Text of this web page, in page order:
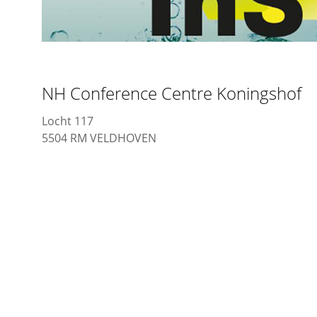
NH Conference Centre Koningshof
Locht 117
5504 RM VELDHOVEN